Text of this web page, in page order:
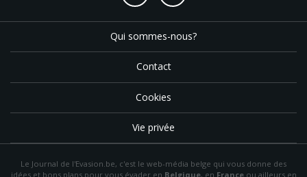
Qui sommes-nous?
Contact
Cookies
Vie privée
Le Journal de l'Evasion.be, c'est le web-média belge qui vous donne des
idées et bons plans pour vous évader en Belgique, en Franceou ailleurs en